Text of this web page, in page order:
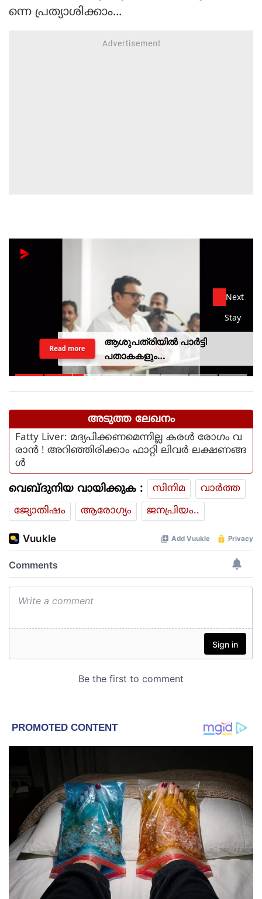
ന്നെ പ്രത്യാശിക്കാം...
Next
Stay
ആശുപത്രിയില്‍ പാര്‍ട്ടി
പതാകകളും
മുദ്രാവാക്യങ്ങളുമായി മന്ത്രി
വിമര്‍ശനം
Read more
അടുത്ത ലേഖനം
Fatty Liver: മദ്യപിക്കണമെന്നില്ല കരള്‍ രോഗം വ
രാന്‍ ! അറിഞ്ഞിരിക്കാം ഫാറ്റി ലിവര്‍ ലക്ഷണങ്ങ
ള്‍
വെബ്ദുനിയ വായിക്കുക : സിനിമ
വാര്‍ത്ത
ജ്യോതിഷം
ആരോഗ്യം ജനപ്രിയം..